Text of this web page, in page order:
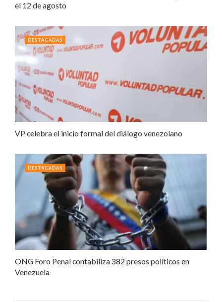
el 12 de agosto
VP celebra el inicio formal del diálogo venezolano
DESTACADAS
ONG Foro Penal contabiliza 382 presos políticos en
Venezuela
DESTACADAS